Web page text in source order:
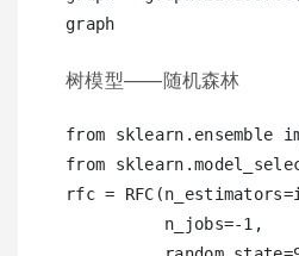
树模型——随机森林
from sklearn.ensemble
from
rfc =
n_jobs=-1,